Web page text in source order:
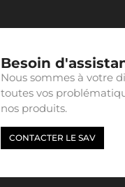
Besoin
Nous sommes à votre
toutes vos
nos produits.
CONTACTER LE SAV